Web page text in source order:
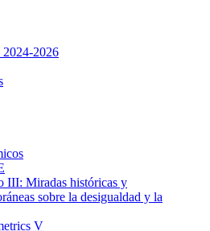
2024-2026
III: Miradas históricas y
sobre la desigualdad y la
V